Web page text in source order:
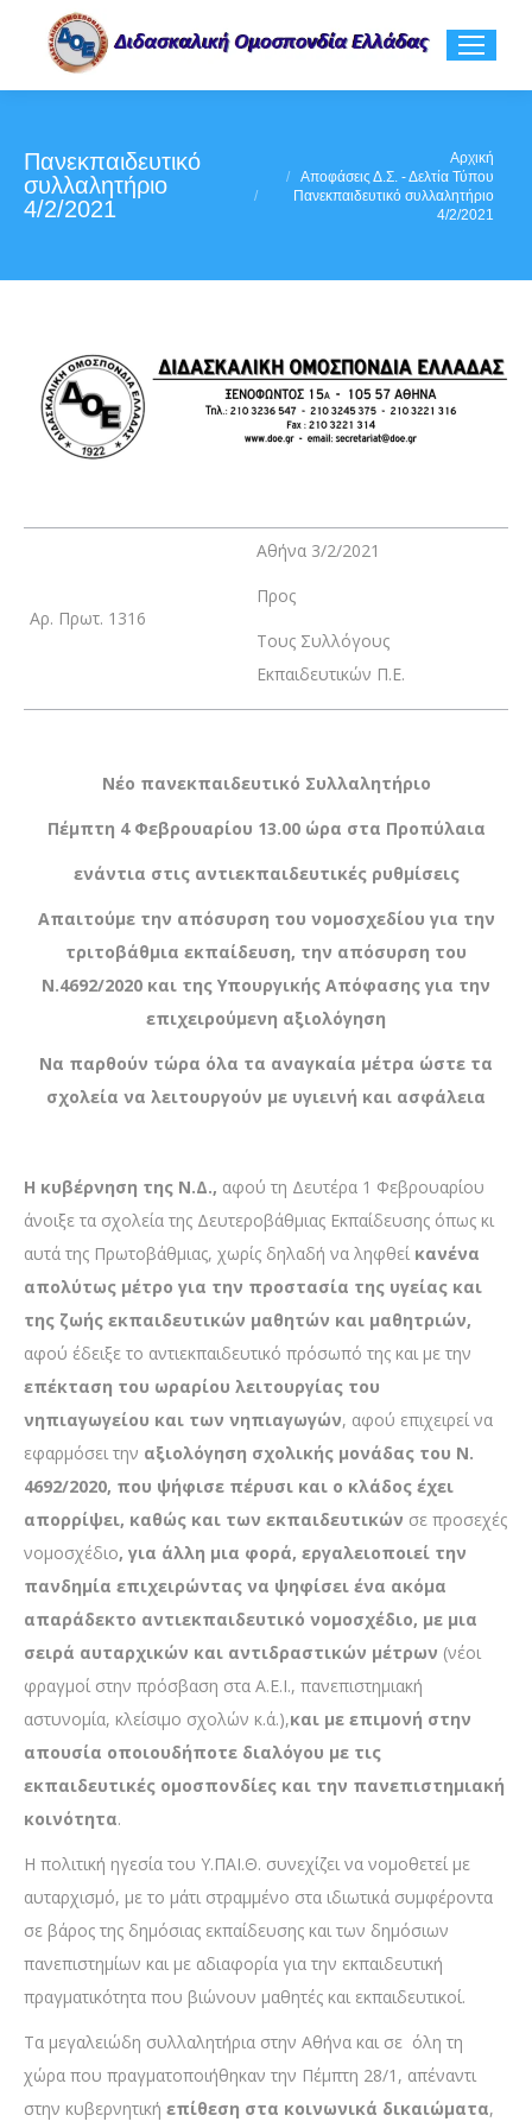
Πανεκπαιδευτικό
συλλαλητήριο
4/2/2021
Αρχική
Αποφάσεις Δ.Σ. - Δελτία Τύπου
Πανεκπαιδευτικό συλλαλητήριο
4/2/2021
Αρ. Πρωτ. 1316
Αθήνα 3/2/2021
Προς
Tους Συλλόγους
Εκπαιδευτικών Π.Ε.
Νέο πανεκπαιδευτικό Συλλαλητήριο
Πέμπτη 4 Φεβρουαρίου 13.00 ώρα στα Προπύλαια
ενάντια στις αντιεκπαιδευτικές ρυθμίσεις
Απαιτούμε την απόσυρση του νομοσχεδίου για την
τριτοβάθμια εκπαίδευση, την απόσυρση του
Ν.4692/2020 και της Υπουργικής Απόφασης για την
επιχειρούμενη αξιολόγηση
Να παρθούν τώρα όλα τα αναγκαία μέτρα ώστε τα
σχολεία να λειτουργούν με υγιεινή και ασφάλεια
Η κυβέρνηση της Ν.Δ., αφού τη Δευτέρα 1 Φεβρουαρίου
άνοιξε τα σχολεία της Δευτεροβάθμιας Εκπαίδευσης όπως κι
αυτά της Πρωτοβάθμιας, χωρίς δηλαδή να ληφθεί κανένα
απολύτως μέτρο για την προστασία της υγείας και
της ζωής εκπαιδευτικών μαθητών και μαθητριών,
αφού έδειξε το αντιεκπαιδευτικό πρόσωπό της και με την
επέκταση του ωραρίου λειτουργίας του
νηπιαγωγείου και των νηπιαγωγών, αφού επιχειρεί να
εφαρμόσει την αξιολόγηση σχολικής μονάδας του Ν.
4692/2020, που ψήφισε πέρυσι και ο κλάδος έχει
απορρίψει, καθώς και των εκπαιδευτικών σε προσεχές
νομοσχέδιο, για άλλη μια φορά, εργαλειοποιεί την
πανδημία επιχειρώντας να ψηφίσει ένα ακόμα
απαράδεκτο αντιεκπαιδευτικό νομοσχέδιο, με μια
σειρά αυταρχικών και αντιδραστικών μέτρων (νέοι
φραγμοί στην πρόσβαση στα Α.Ε.Ι., πανεπιστημιακή
αστυνομία, κλείσιμο σχολών κ.ά.),και με επιμονή στην
απουσία οποιουδήποτε διαλόγου με τις
εκπαιδευτικές ομοσπονδίες και την πανεπιστημιακή
κοινότητα.
Η πολιτική ηγεσία του Υ.ΠΑΙ.Θ. συνεχίζει να νομοθετεί με
αυταρχισμό, με το μάτι στραμμένο στα ιδιωτικά συμφέροντα
σε βάρος της δημόσιας εκπαίδευσης και των δημόσιων
πανεπιστημίων και με αδιαφορία για την εκπαιδευτική
πραγματικότητα που βιώνουν μαθητές και εκπαιδευτικοί.
Τα μεγαλειώδη συλλαλητήρια στην Αθήνα και σε όλη τη
χώρα που πραγματοποιήθηκαν την Πέμπτη 28/1, απέναντι
στην κυβερνητική επίθεση στα κοινωνικά δικαιώματα,